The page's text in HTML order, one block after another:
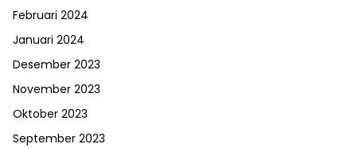
Februari 2024
Januari 2024
Desember 2023
November 2023
Oktober 2023
September 2023